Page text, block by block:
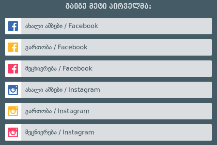
გაიგე მეტი პირველმა:
ახალი ამბები / Facebook
გართობა / Facebook
მეცნიერება / Facebook
ახალი ამბები / Instagram
გართობა / Instagram
მეცნიერება / Instagram